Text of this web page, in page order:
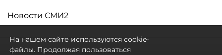
Новости СМИ2
На нашем сайте используются cookie-
файлы. Продолжая пользоваться